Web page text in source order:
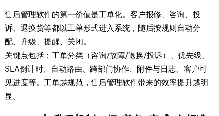
售后管理软件的第一价值是工单化。客户报修、咨询、投
诉、退换货等都以工单形式进入系统，随后按规则自动分
配、升级、提醒、关闭。
关键点包括：工单分类（咨询/故障/退换/投诉）、优先级、
SLA倒计时、自动路由、跨部门协作、附件与日志、客户可
见进度等。工单越规范，售后管理软件带来的效率提升越明
显。